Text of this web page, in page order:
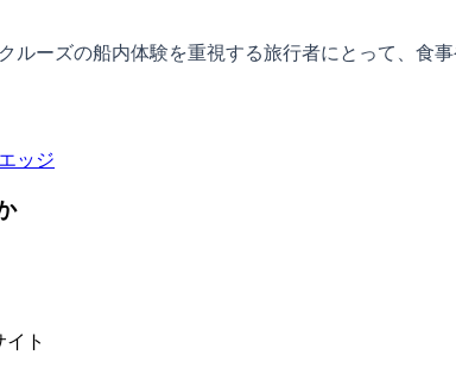
ルーズの船内体験を重視する旅行者にとって、食
ッジ
ト